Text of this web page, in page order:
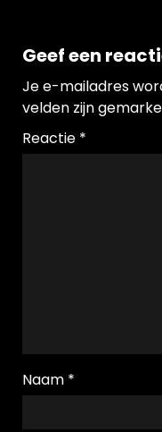
Geef een
Je e-mailadres
velden zijn
Reactie *
Naam *